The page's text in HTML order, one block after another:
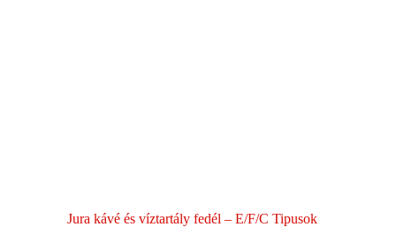
Jura kávé és víztartály fedél – E/F/C Tipusok